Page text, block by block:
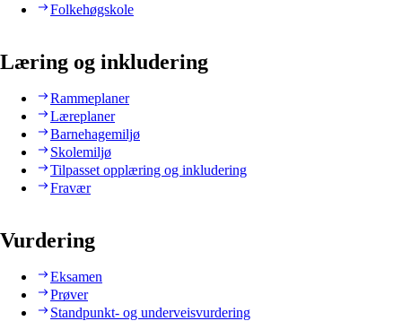
Folkehøgskole
Læring og inkludering
Rammeplaner
Læreplaner
Barnehagemiljø
Skolemiljø
Tilpasset opplæring og inkludering
Fravær
Vurdering
Eksamen
Prøver
Standpunkt- og underveisvurdering